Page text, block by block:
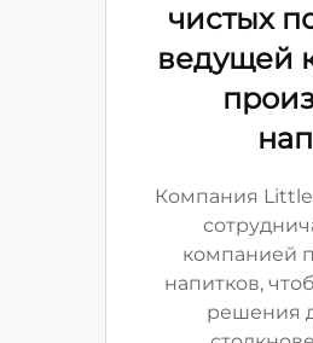
чистых
ведущей
Компания
компанией
напитков,
решения